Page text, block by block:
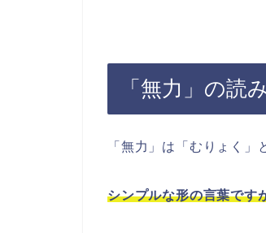
「無力」の読
「無力」は「むりょく」
シンプルな形の言葉です